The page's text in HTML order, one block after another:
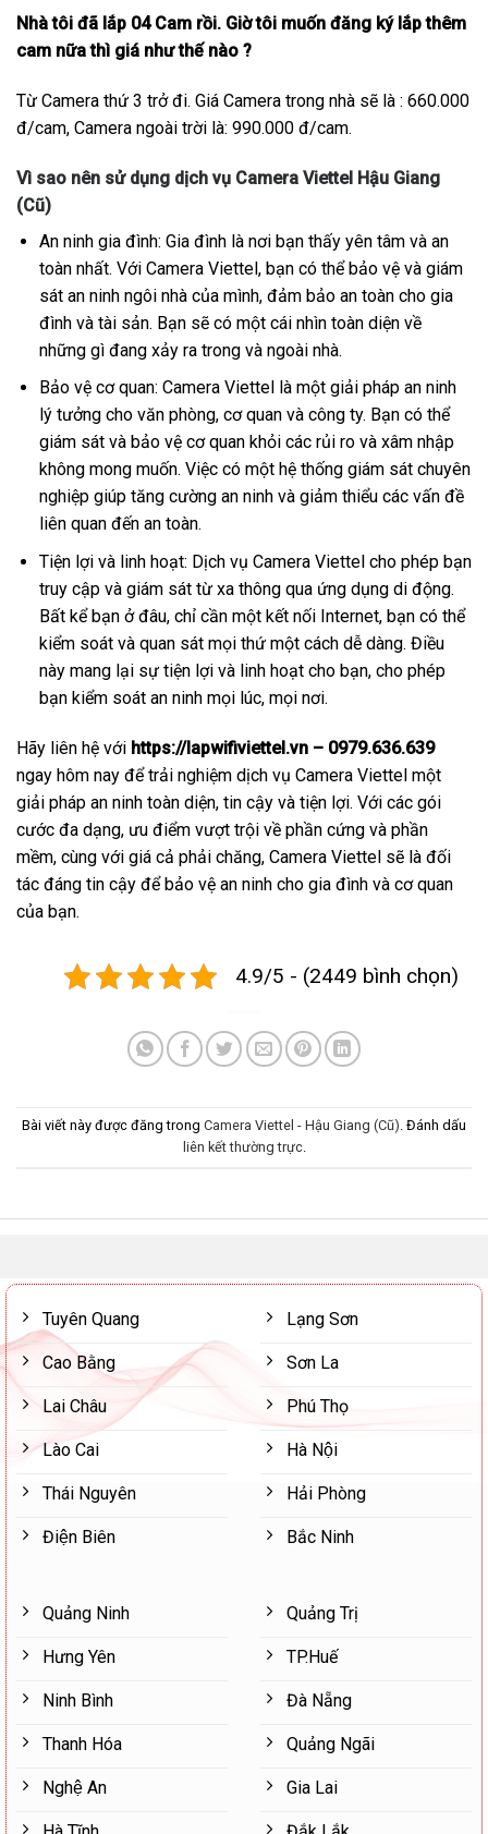
Nhà tôi đã lắp 04 Cam rồi. Giờ tôi muốn đăng ký lắp thêm
cam nữa thì giá như thế nào ?
Từ Camera thứ 3 trở đi. Giá Camera trong nhà sẽ là : 660.000
đ/cam, Camera ngoài trời là: 990.000 đ/cam.
Vì sao nên sử dụng dịch vụ Camera Viettel Hậu Giang
(Cũ)
An ninh gia đình: Gia đình là nơi bạn thấy yên tâm và an
toàn nhất. Với Camera Viettel, bạn có thể bảo vệ và giám
sát an ninh ngôi nhà của mình, đảm bảo an toàn cho gia
đình và tài sản. Bạn sẽ có một cái nhìn toàn diện về
những gì đang xảy ra trong và ngoài nhà.
Bảo vệ cơ quan: Camera Viettel là một giải pháp an ninh
lý tưởng cho văn phòng, cơ quan và công ty. Bạn có thể
giám sát và bảo vệ cơ quan khỏi các rủi ro và xâm nhập
không mong muốn. Việc có một hệ thống giám sát chuyên
nghiệp giúp tăng cường an ninh và giảm thiểu các vấn đề
liên quan đến an toàn.
Tiện lợi và linh hoạt: Dịch vụ Camera Viettel cho phép bạn
truy cập và giám sát từ xa thông qua ứng dụng di động.
Bất kể bạn ở đâu, chỉ cần một kết nối Internet, bạn có thể
kiểm soát và quan sát mọi thứ một cách dễ dàng. Điều
này mang lại sự tiện lợi và linh hoạt cho bạn, cho phép
bạn kiểm soát an ninh mọi lúc, mọi nơi.
Hãy liên hệ với https://lapwifiviettel.vn – 0979.636.639
ngay hôm nay để trải nghiệm dịch vụ Camera Viettel một
giải pháp an ninh toàn diện, tin cậy và tiện lợi. Với các gói
cước đa dạng, ưu điểm vượt trội về phần cứng và phần
mềm, cùng với giá cả phải chăng, Camera Viettel sẽ là đối
tác đáng tin cậy để bảo vệ an ninh cho gia đình và cơ quan
của bạn.
4.9/5 - (2449 bình chọn)
Bài viết này được đăng trong Camera Viettel - Hậu Giang (Cũ). Đánh dấu
liên kết thường trực.
Tuyên Quang
Cao Bằng
Lai Châu
Lào Cai
Thái Nguyên
Điện Biên
Lạng Sơn
Sơn La
Phú Thọ
Hà Nội
Hải Phòng
Bắc Ninh
Quảng Ninh
Hưng Yên
Ninh Bình
Thanh Hóa
Nghệ An
Quảng Trị
TP.Huế
Đà Nẵng
Quảng Ngãi
Gia Lai